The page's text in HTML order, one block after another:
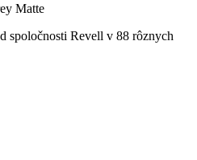
Matte
spoločnosti Revell v 88 rôznych